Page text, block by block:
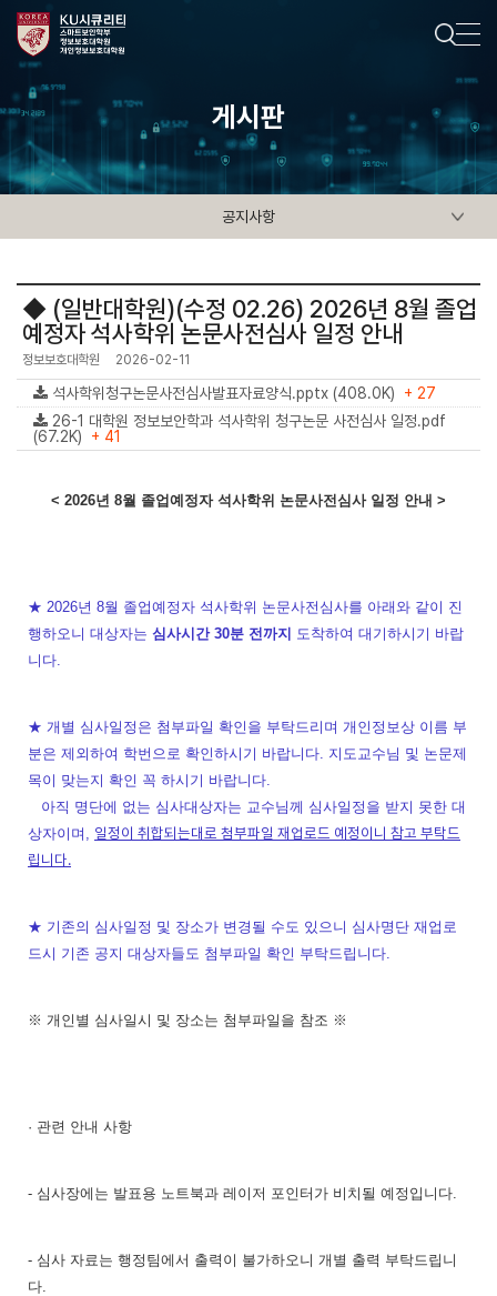
게시판
공지사항
◆ (일반대학원)(수정 02.26) 2026년 8월 졸업
예정자 석사학위 논문사전심사 일정 안내
정보보호대학원 2026-02-11
석사학위청구논문사전심사발표자료양식.pptx (408.0K) + 27
26-1 대학원 정보보안학과 석사학위 청구논문 사전심사 일정.pdf
(67.2K) + 41
< 2026년 8월 졸업예정자 석사학위 논문사전심사 일정 안내 >
★ 2026년 8월 졸업예정자 석사학위 논문사전심사를 아래와 같이 진
행하오니 대상자는 심사시간 30분 전까지 도착하여 대기하시기 바랍
니다.
★ 개별 심사일정은 첨부파일 확인을 부탁드리며 개인정보상 이름 부
분은 제외하여 학번으로 확인하시기 바랍니다. 지도교수님 및 논문제
목이 맞는지 확인 꼭 하시기 바랍니다.
아직 명단에 없는 심사대상자는 교수님께 심사일정을 받지 못한 대
상자이며, 일정이 취합되는대로 첨부파일 재업로드 예정이니 참고 부탁드
립니다.
★ 기존의 심사일정 및 장소가 변경될 수도 있으니 심사명단 재업로
드시 기존 공지 대상자들도 첨부파일 확인 부탁드립니다.
※ 개인별 심사일시 및 장소는 첨부파일을 참조 ※
· 관련 안내 사항
- 심사장에는 발표용 노트북과 레이저 포인터가 비치될 예정입니다.
- 심사 자료는 행정팀에서 출력이 불가하오니 개별 출력 부탁드립니
다.